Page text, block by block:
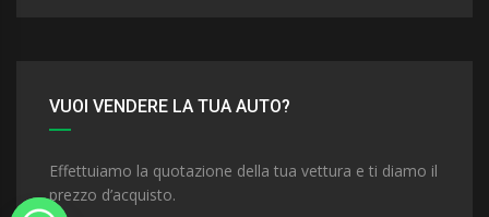
VUOI VENDERE LA TUA AUTO?
Effettuiamo la quotazione della tua vettura e ti diamo il
prezzo d’acquisto.